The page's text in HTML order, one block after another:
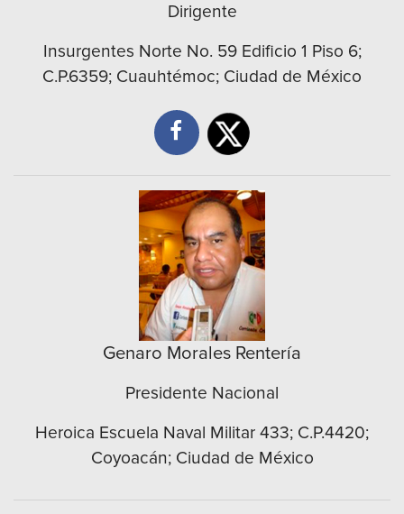
Dirigente
Insurgentes Norte No. 59 Edificio 1 Piso 6;
C.P.6359; Cuauhtémoc; Ciudad de México
Genaro Morales Rentería
Presidente Nacional
Heroica Escuela Naval Militar 433; C.P.4420;
Coyoacán; Ciudad de México